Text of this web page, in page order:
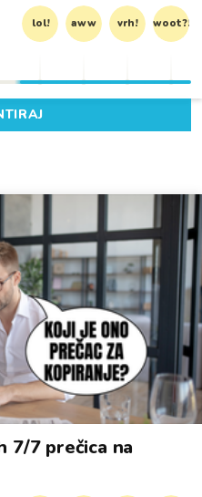
lol! aww vrh! woot?!
7/7 prečica na